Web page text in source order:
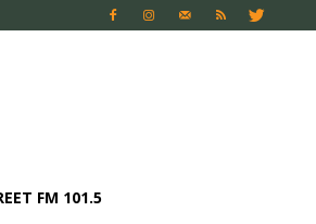
FM 101.5